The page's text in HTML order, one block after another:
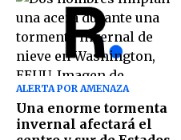
ALERTA POR AMENAZA
Una enorme tormenta
invernal afectará el